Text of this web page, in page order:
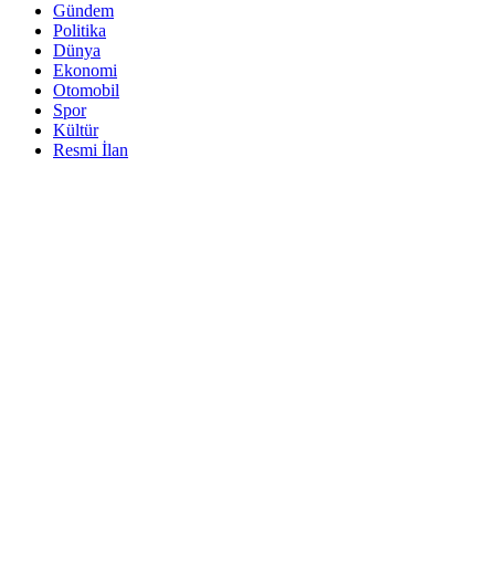
Gündem
Politika
Dünya
Ekonomi
Otomobil
Spor
Kültür
Resmi İlan